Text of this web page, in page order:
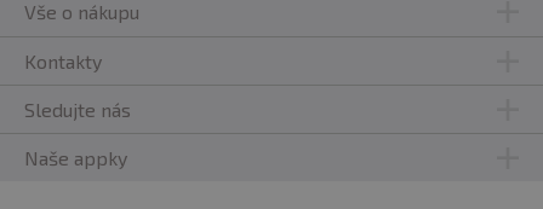
Vše o nákupu
Kontakty
Sledujte nás
Naše appky